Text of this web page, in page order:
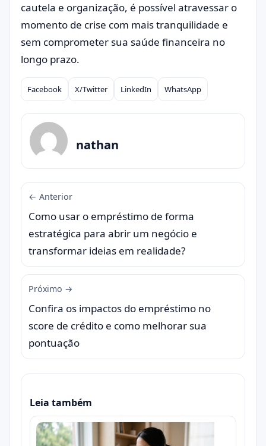
cautela e organização, é possível atravessar o
momento de crise com mais tranquilidade e
sem comprometer sua saúde financeira no
longo prazo.
Compartilhar
Facebook X/Twitter LinkedIn WhatsApp
nathan
← Anterior
Como usar o empréstimo de forma
estratégica para abrir um negócio e
transformar ideias em realidade?
Próximo →
Confira os impactos do empréstimo no
score de crédito e como melhorar sua
pontuação
Leia também